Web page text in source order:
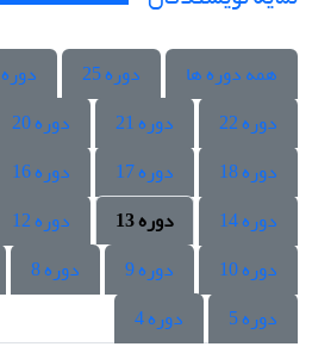
همه دوره ها دوره 25 دوره 24
دوره 22
دوره 21 دوره 20
دوره 18
دوره 17 دوره 16
دوره 14
دوره 13 دوره 12
دوره 10
دوره 9 دوره 8
دوره 5
دوره 4